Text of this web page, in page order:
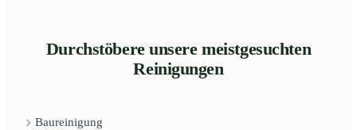
Durchstöbere unsere meistgesuchten
Reinigungen
Baureinigung